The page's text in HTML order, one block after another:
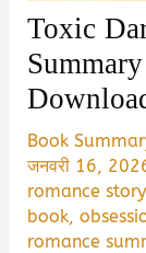
Toxic
Book
जनवरी 16,
romance
book,
romance